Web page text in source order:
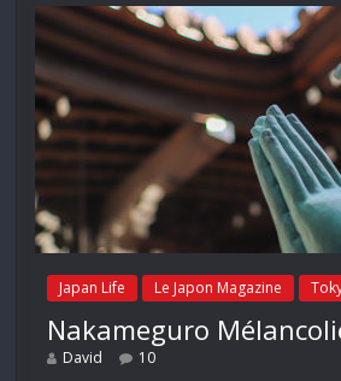
Japan Life Le Japon Magazine
Nakameguro
David 10